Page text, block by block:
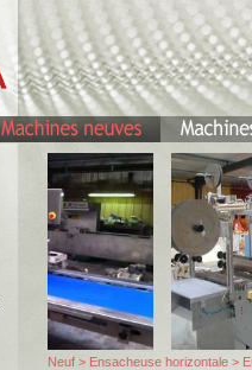
Neuf > Ensacheuse horizontale >